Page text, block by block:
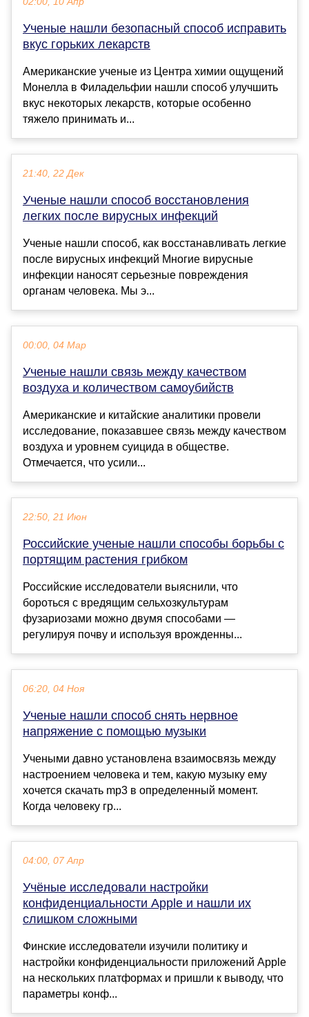
Ученые нашли безопасный способ исправить
вкус горьких лекарств
Американские ученые из Центра химии ощущений
Монелла в Филадельфии нашли способ улучшить
вкус некоторых лекарств, которые особенно
тяжело принимать и...
21:40, 22 Дек
Ученые нашли способ восстановления
легких после вирусных инфекций
Ученые нашли способ, как восстанавливать легкие
после вирусных инфекций Многие вирусные
инфекции наносят серьезные повреждения
органам человека. Мы э...
00:00, 04 Мар
Ученые нашли связь между качеством
воздуха и количеством самоубийств
Американские и китайские аналитики провели
исследование, показавшее связь между качеством
воздуха и уровнем суицида в обществе.
Отмечается, что усили...
22:50, 21 Июн
Российские ученые нашли способы борьбы с
портящим растения грибком
Российские исследователи выяснили, что
бороться с вредящим сельхозкультурам
фузариозами можно двумя способами —
регулируя почву и используя врожденны...
06:20, 04 Ноя
Ученые нашли способ снять нервное
напряжение с помощью музыки
Учеными давно установлена взаимосвязь между
настроением человека и тем, какую музыку ему
хочется скачать mp3 в определенный момент.
Когда человеку гр...
04:00, 07 Апр
Учёные исследовали настройки
конфиденциальности Apple и нашли их
слишком сложными
Финские исследователи изучили политику и
настройки конфиденциальности приложений Apple
на нескольких платформах и пришли к выводу, что
параметры конф...